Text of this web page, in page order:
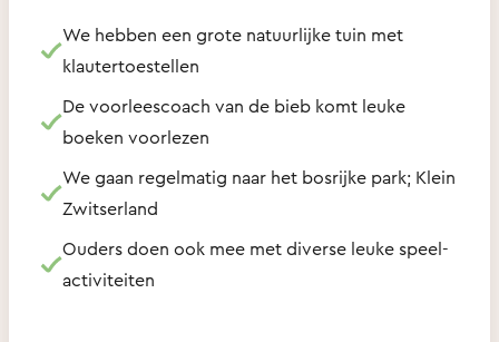
We hebben een grote natuurlijke tuin met
klautertoestellen
De voorleescoach van de bieb komt leuke
boeken voorlezen
We gaan regelmatig naar het bosrijke park; Klein
Zwitserland
Ouders doen ook mee met diverse leuke speel-
activiteiten